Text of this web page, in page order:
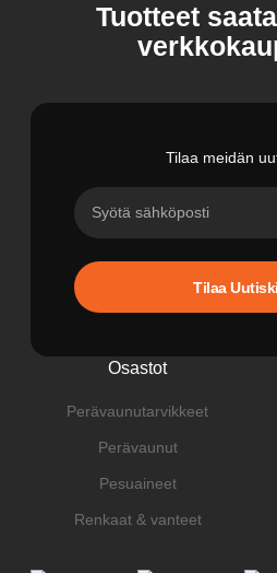
Tuotteet
Tilaa meidän
Tilaa
Osastot
Perävaunutarvikkeet
Perävaunut
Pesuaineet
Renkaat & vanteet